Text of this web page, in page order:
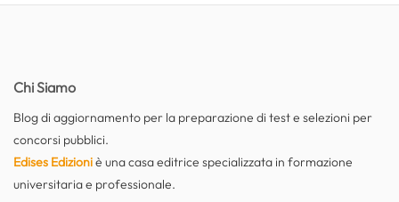
Chi Siamo
Blog di aggiornamento per la preparazione di test e selezioni per
concorsi pubblici.
Edises Edizioniè una casa editrice specializzata in formazione
universitaria e professionale.